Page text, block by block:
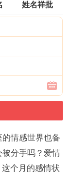
姓名祥批
情感世界也备
分手吗？爱情
个月的感情状